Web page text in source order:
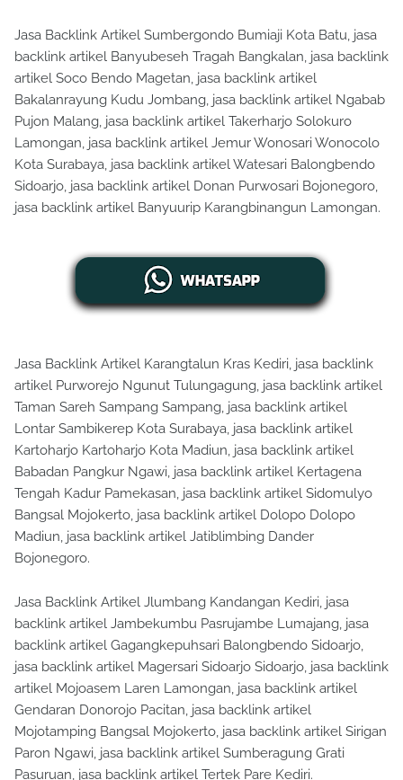
Jasa Backlink Artikel Sumbergondo Bumiaji Kota Batu, jasa
backlink artikel Banyubeseh Tragah Bangkalan, jasa backlink
artikel Soco Bendo Magetan, jasa backlink artikel
Bakalanrayung Kudu Jombang, jasa backlink artikel Ngabab
Pujon Malang, jasa backlink artikel Takerharjo Solokuro
Lamongan, jasa backlink artikel Jemur Wonosari Wonocolo
Kota Surabaya, jasa backlink artikel Watesari Balongbendo
Sidoarjo, jasa backlink artikel Donan Purwosari Bojonegoro,
jasa backlink artikel Banyuurip Karangbinangun Lamongan.
Jasa Backlink Artikel Karangtalun Kras Kediri, jasa backlink
artikel Purworejo Ngunut Tulungagung, jasa backlink artikel
Taman Sareh Sampang Sampang, jasa backlink artikel
Lontar Sambikerep Kota Surabaya, jasa backlink artikel
Kartoharjo Kartoharjo Kota Madiun, jasa backlink artikel
Babadan Pangkur Ngawi, jasa backlink artikel Kertagena
Tengah Kadur Pamekasan, jasa backlink artikel Sidomulyo
Bangsal Mojokerto, jasa backlink artikel Dolopo Dolopo
Madiun, jasa backlink artikel Jatiblimbing Dander
Bojonegoro.
Jasa Backlink Artikel Jlumbang Kandangan Kediri, jasa
backlink artikel Jambekumbu Pasrujambe Lumajang, jasa
backlink artikel Gagangkepuhsari Balongbendo Sidoarjo,
jasa backlink artikel Magersari Sidoarjo Sidoarjo, jasa backlink
artikel Mojoasem Laren Lamongan, jasa backlink artikel
Gendaran Donorojo Pacitan, jasa backlink artikel
Mojotamping Bangsal Mojokerto, jasa backlink artikel Sirigan
Paron Ngawi, jasa backlink artikel Sumberagung Grati
Pasuruan, jasa backlink artikel Tertek Pare Kediri.